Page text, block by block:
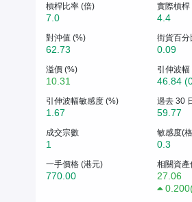
槓桿比率 (倍)
7.0
實際槓桿
4.4
對沖值 (%)
62.73
街貨百分
0.09
溢價 (%)
10.31
引伸波幅
46.84
引伸波幅敏感度 (%)
1.67
過去 30
59.77
成交宗數
1
敏感度(
0.3
一手價格 (港元)
770.00
相關資
27.06
0.200